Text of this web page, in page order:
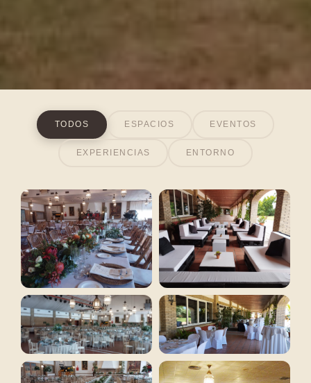
TODOS ESPACIOS EVENTOS
EXPERIENCIAS ENTORNO